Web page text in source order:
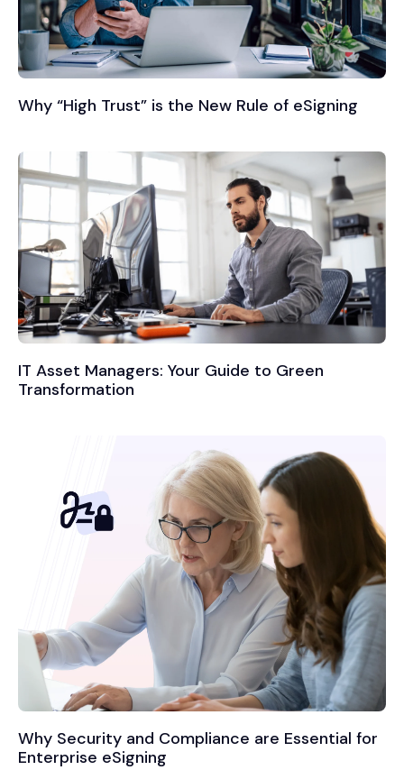
Why “High Trust” is the New Rule of eSigning
IT Asset Managers: Your Guide to Green
Transformation
Why Security and Compliance are Essential for
Enterprise eSigning